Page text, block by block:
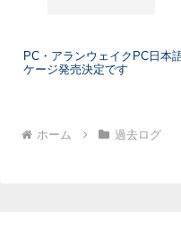
PC・アランウェイクPC日本
ケージ発売決定です
ホーム 過去ログ